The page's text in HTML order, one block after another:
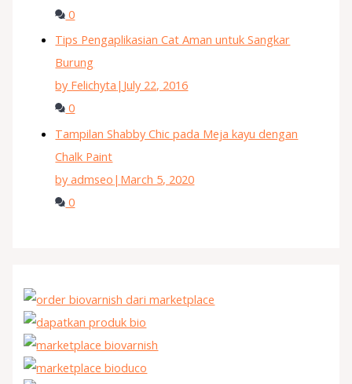
0
Tips Pengaplikasian Cat Aman untuk Sangkar
Burung
by Felichyta | July 22, 2016
0
Tampilan Shabby Chic pada Meja kayu dengan
Chalk Paint
by admseo | March 5, 2020
0